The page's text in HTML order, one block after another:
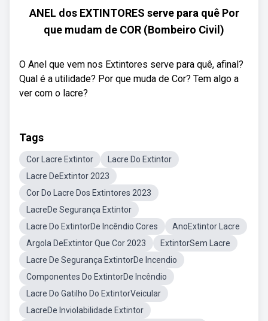
ANEL dos EXTINTORES serve para quê Por
que mudam de COR (Bombeiro Civil)
O Anel que vem nos Extintores serve para quê, afinal?
Qual é a utilidade? Por que muda de Cor? Tem algo a
ver com o lacre?
Tags
Cor Lacre Extintor
Lacre Do Extintor
Lacre DeExtintor 2023
Cor Do Lacre Dos Extintores 2023
LacreDe Segurança Extintor
Lacre Do ExtintorDe Incêndio Cores
AnoExtintor Lacre
Argola DeExtintor Que Cor 2023
ExtintorSem Lacre
Lacre De Segurança ExtintorDe Incendio
Componentes Do ExtintorDe Incêndio
Lacre Do Gatilho Do ExtintorVeicular
LacreDe Inviolabilidade Extintor